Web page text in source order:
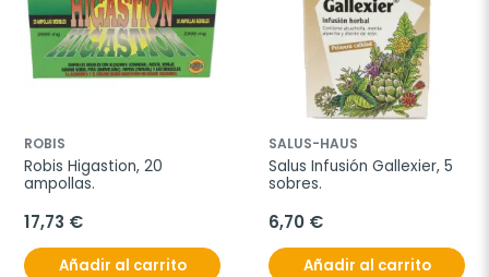
ROBIS
Robis Higastion, 20
ampollas.
17,73 €
Añadir al carrito
SALUS-HAUS
Salus Infusión Gallexier, 5
sobres.
6,70 €
Añadir al carrito